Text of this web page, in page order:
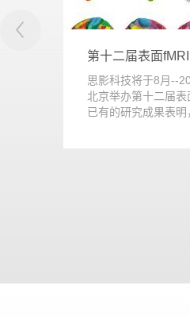
广州，8.13-17）第十二届表面
思影科技将于8月--
北京举办第十二届
已有的研究成果表